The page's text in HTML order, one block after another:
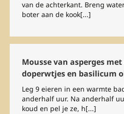
van de achterkant. Breng
boter aan de kook[...]
Mousse van asperges
doperwtjes en basilicum
Leg 9 eieren in een warmte
anderhalf uur. Na anderhalf
koud en pel je ze, h[...]